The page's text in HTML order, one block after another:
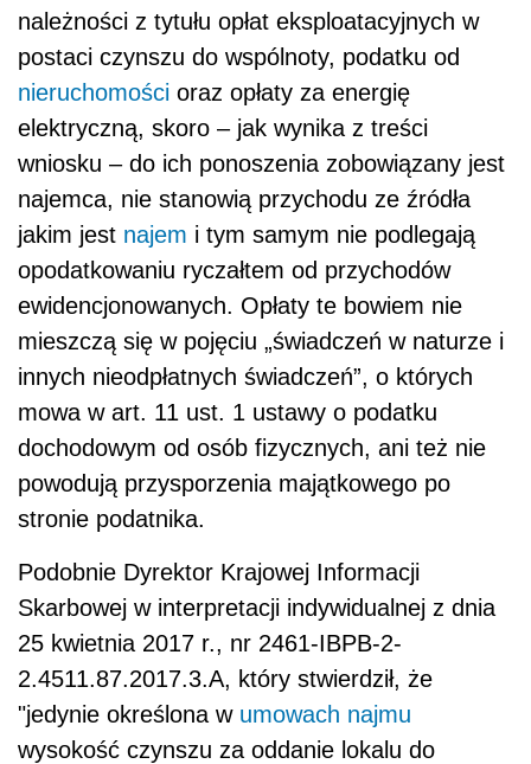
należności z tytułu opłat eksploatacyjnych w
postaci czynszu do wspólnoty, podatku od
nieruchomości oraz opłaty za energię
elektryczną, skoro – jak wynika z treści
wniosku – do ich ponoszenia zobowiązany jest
najemca, nie stanowią przychodu ze źródła
jakim jest najem i tym samym nie podlegają
opodatkowaniu ryczałtem od przychodów
ewidencjonowanych. Opłaty te bowiem nie
mieszczą się w pojęciu „świadczeń w naturze i
innych nieodpłatnych świadczeń”, o których
mowa w art. 11 ust. 1 ustawy o podatku
dochodowym od osób fizycznych, ani też nie
powodują przysporzenia majątkowego po
stronie podatnika.
Podobnie Dyrektor Krajowej Informacji
Skarbowej w interpretacji indywidualnej z dnia
25 kwietnia 2017 r., nr 2461-IBPB-2-
2.4511.87.2017.3.A, który stwierdził, że
"jedynie określona w umowach najmu
wysokość czynszu za oddanie lokalu do